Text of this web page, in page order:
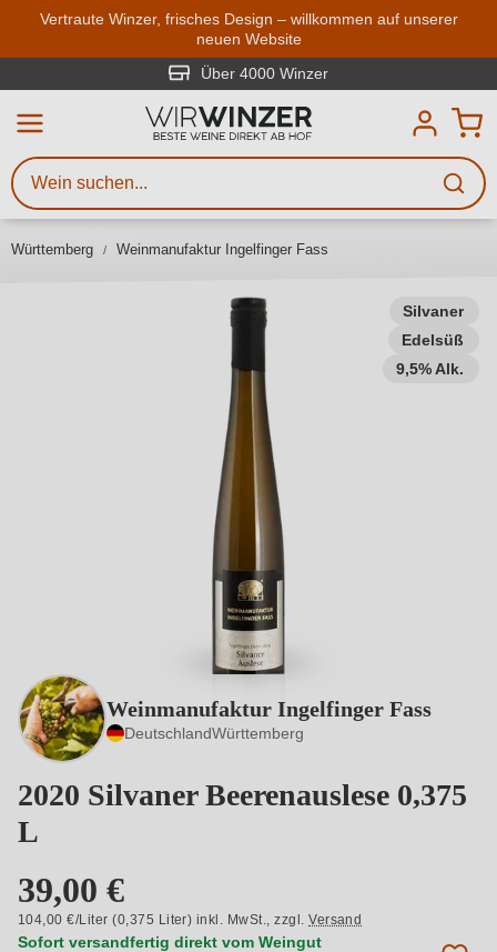
Zum Hauptinhalt springen
Vertraute Winzer, frisches Design – willkommen auf unserer
neuen Website
Über 4000 Winzer
Württemberg Weinmanufaktur Ingelfinger Fass
Silvaner
Edelsüß
9,5% Alk.
Weinmanufaktur Ingelfinger Fass
DeutschlandWürttemberg
2020 Silvaner Beerenauslese 0,375
L
39,00 €
104,00 €/Liter (0,375 Liter) inkl. MwSt.,zzgl.Versand
Sofort versandfertig direkt vom Weingut
Weinsuche
Mindestens 3 Zeichen eingeben
Beschreiben Sie, welchen Wein
Sie suchen – ob nach Geschmack,
Region, Winzer oder anderen